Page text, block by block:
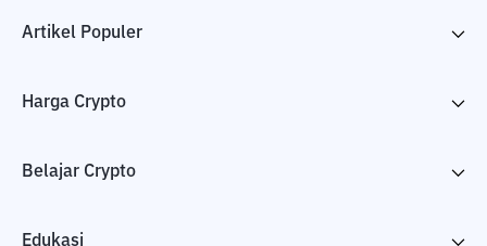
Artikel Populer
Harga Crypto
Belajar Crypto
Edukasi